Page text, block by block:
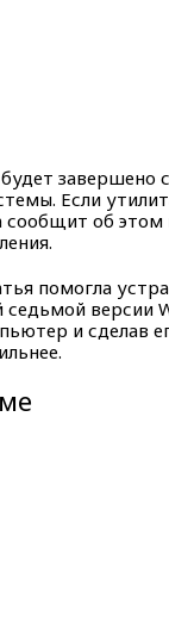
завершено
Если
сообщит об этом
помогла
седьмой версии
и сделав